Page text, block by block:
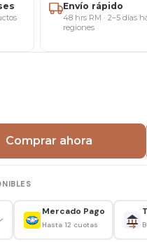
Envío rápido
48 hrs RM · 2–5 días
regiones
Comprar ahora
Mercado Pago
Hasta 12 cuotas